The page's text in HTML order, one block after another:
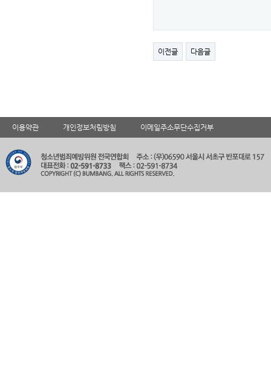
이전글 다음글
이용약관 개인정보처림방침 이메일주소무단수집거부